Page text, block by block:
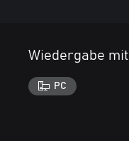
Wiedergabe mit
PC